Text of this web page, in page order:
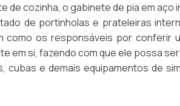
de cozinha, o gabinete de pia em aço
de portinholas e prateleiras
como os responsáveis por conferir
em si, fazendo com que ele possa
e demais equipamentos de
que tange às funções inerentes
passam pelo suporte e pela.